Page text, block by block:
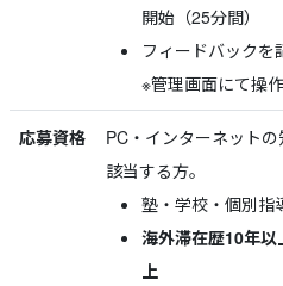
開始（25分間）
フィードバックを
※管理画面にて操作
応募資格
PC・インターネット
該当する方。
塾・学校・個別指
海外滞在歴10年以
上